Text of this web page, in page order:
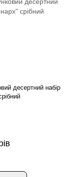
десертний набір